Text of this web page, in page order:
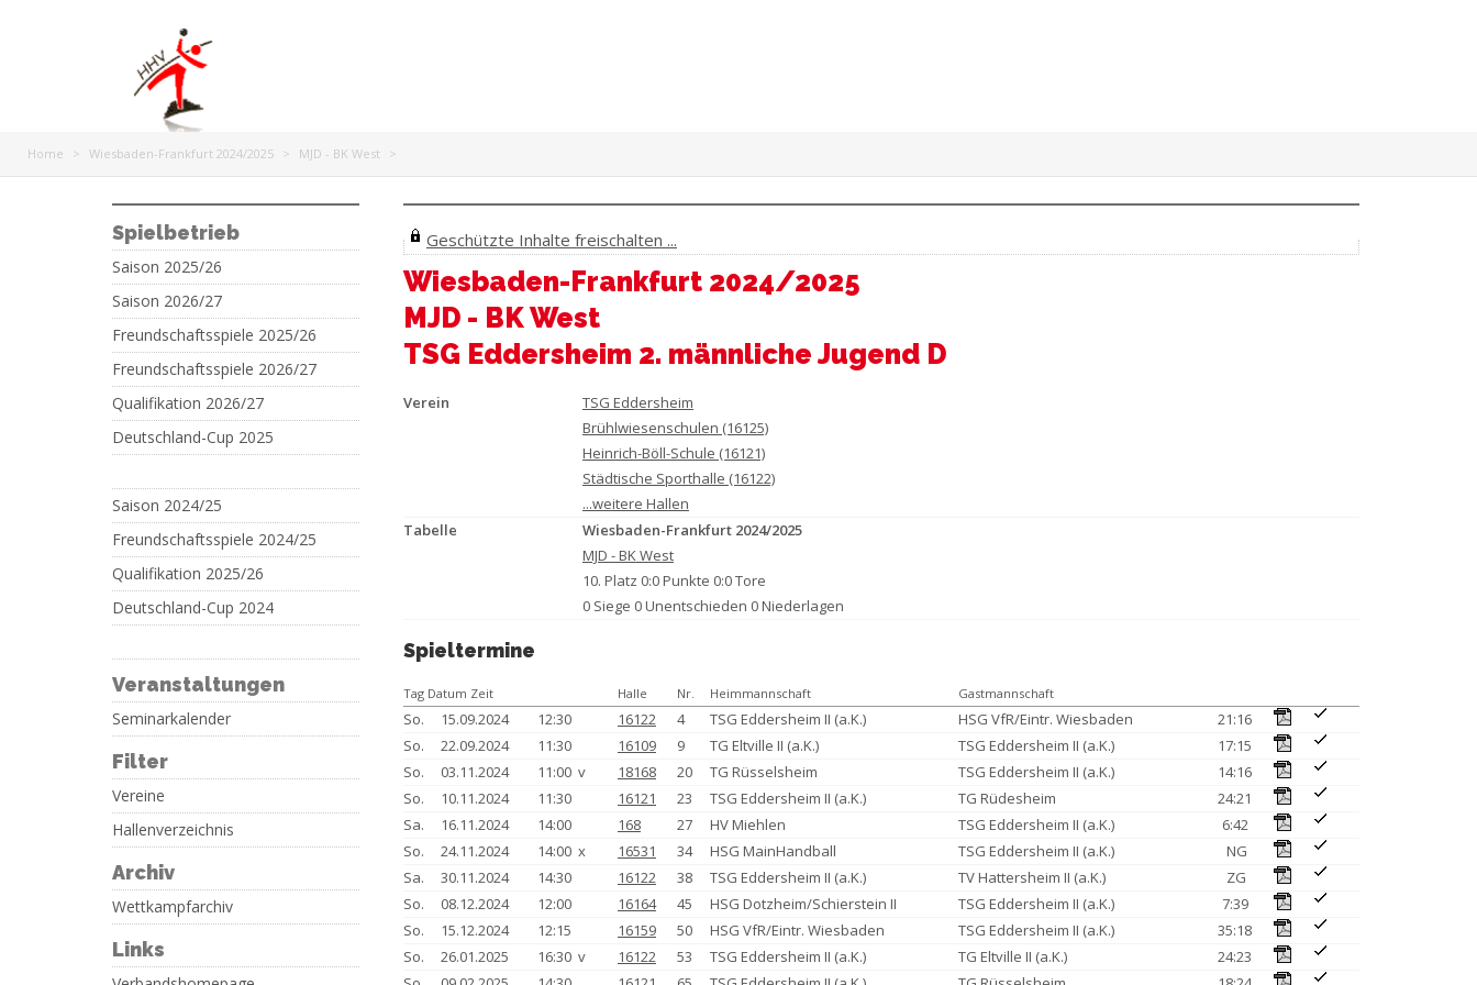
Home > Wiesbaden-Frankfurt 2024/2025 > MJD - BK West >
Spielbetrieb
Saison 2025/26
Saison 2026/27
Freundschaftsspiele 2025/26
Freundschaftsspiele 2026/27
Qualifikation 2026/27
Deutschland-Cup 2025
Saison 2024/25
Freundschaftsspiele 2024/25
Qualifikation 2025/26
Deutschland-Cup 2024
Veranstaltungen
Seminarkalender
Filter
Vereine
Hallenverzeichnis
Archiv
Wettkampfarchiv
Links
Geschützte Inhalte freischalten ...
Wiesbaden-Frankfurt 2024/2025
MJD - BK West
TSG Eddersheim 2. männliche Jugend D
Verein
TSG Eddersheim
Brühlwiesenschulen (16125)
Heinrich-Böll-Schule (16121)
Städtische Sporthalle (16122)
...weitere Hallen
Tabelle
Wiesbaden-Frankfurt 2024/2025
MJD - BK West
10. Platz 0:0 Punkte 0:0 Tore
0 Siege 0 Unentschieden 0 Niederlagen
Spieltermine
Tag Datum Zeit Halle Nr. Heimmannschaft Gastmannschaft
So. 15.09.2024 12:30 16122 4 TSG Eddersheim II (a.K.) HSG VfR/Eintr. Wiesbaden
21:16
So.
22.09.2024 11:30 16109 9 TG Eltville II (a.K.) TSG Eddersheim II (a.K.)
17:15
So.
03.11.2024 11:00 v 18168 20 TG Rüsselsheim TSG Eddersheim II (a.K.)
14:16
So.
10.11.2024 11:30 16121 23 TSG Eddersheim II (a.K.) TG Rüdesheim
24:21
Sa.
16.11.2024 14:00 168 27 HV Miehlen TSG Eddersheim II (a.K.)
6:42
So.
24.11.2024 14:00 x 16531 34 HSG MainHandball TSG Eddersheim II (a.K.)
NG
Sa.
30.11.2024 14:30 16122 38 TSG Eddersheim II (a.K.) TV Hattersheim II (a.K.)
ZG
So.
08.12.2024 12:00 16164 45 HSG Dotzheim/Schierstein II TSG Eddersheim II (a.K.)
7:39
So.
15.12.2024 12:15 16159 50 HSG VfR/Eintr. Wiesbaden TSG Eddersheim II (a.K.)
35:18
So.
26.01.2025 16:30 v 16122 53 TSG Eddersheim II (a.K.) TG Eltville II (a.K.)
24:23